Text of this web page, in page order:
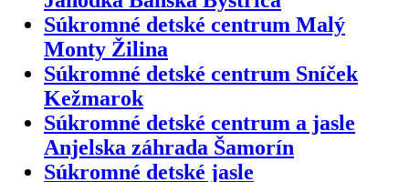
Súkromné detské centrum Malý
Monty Žilina
Súkromné detské centrum Sníček
Kežmarok
Súkromné detské centrum a jasle
Anjelska záhrada Šamorín
Súkromné detské jasle